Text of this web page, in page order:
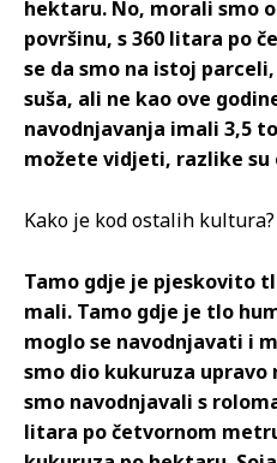
hektaru. No, morali smo
površinu, s 360 litara po
se da smo na istoj
suša, ali ne kao ove
navodnjavanja imali 3,5
možete vidjeti, razlike su
Kako je kod ostalih kultura?
Tamo gdje je pjeskovito
mali. Tamo gdje je tlo
moglo se navodnjavati i
smo dio kukuruza
smo navodnjavali s
litara po četvornom